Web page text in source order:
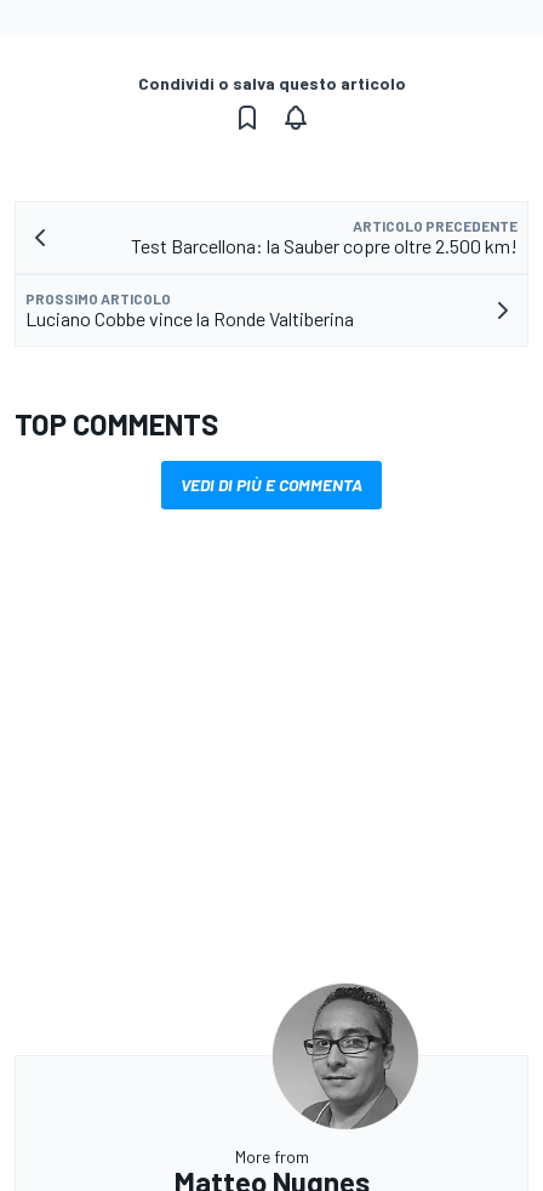
Condividi o salva questo articolo
ARTICOLO PRECEDENTE
Test Barcellona: la Sauber copre oltre 2.500 km!
PROSSIMO ARTICOLO
Luciano Cobbe vince la Ronde Valtiberina
TOP COMMENTS
VEDI DI PIÙ E COMMENTA
More from
Matteo Nugnes